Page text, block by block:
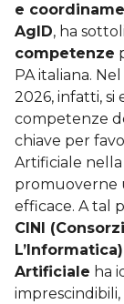
e
AgID, ha
competenze
PA italiana.
2026, infatti, si
competenze
chiave per
Artificiale
promuoverne
efficace. A tal
CINI
L’Informatica)
Artificiale ha